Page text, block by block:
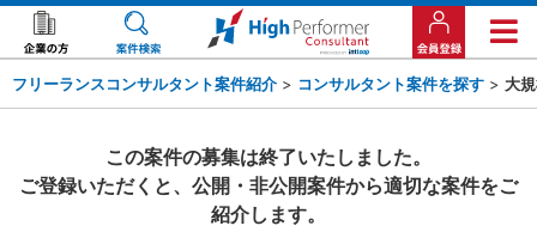
フリーランスコンサルタント案件紹介 > コンサルタント案件を探す > 大
この案件の募集は終了いたしました。
ご登録いただくと、公開・非公開案件から適切な案件をご
紹介します。